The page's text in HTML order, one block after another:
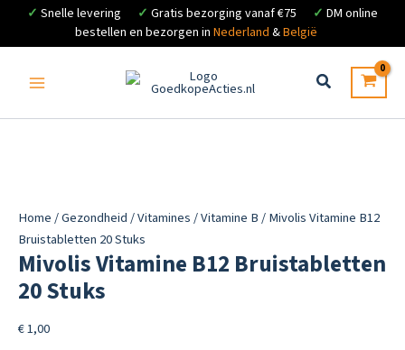
✓ Snelle levering ✓ Gratis bezorging vanaf €75 ✓ DM online
bestellen en bezorgen in Nederland &België
inhoud
Home/Gezondheid/Vitamines/Vitamine B/ Mivolis Vitamine B12
Bruistabletten 20 Stuks
Mivolis Vitamine B12 Bruistabletten
20 Stuks
€1,00